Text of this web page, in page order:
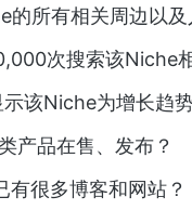
所有相关周边以
次搜索该Niche
该Niche为增长趋
产品在售、发布？
很多博客和网站？